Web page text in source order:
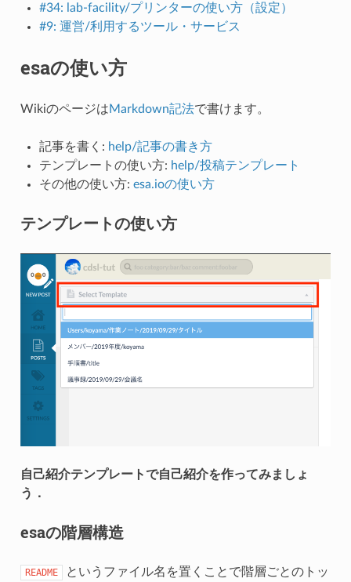
#34: lab-facility/プリンターの使い方（設定）
#9: 運営/利用するツール・サービス
esaの使い方
WikiのページはMarkdown記法で書けます。
記事を書く: help/記事の書き方
テンプレートの使い方: help/投稿テンプレート
その他の使い方: esa.ioの使い方
テンプレートの使い方
自己紹介テンプレートで自己紹介を作ってみましょ
う．
esaの階層構造
README というファイル名を置くことで階層ごとのトッ